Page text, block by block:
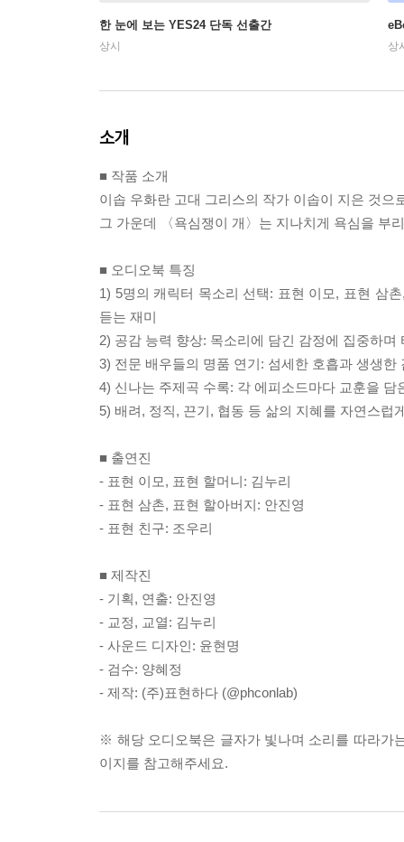
한 눈에 보는 YES24 단독 선출간
상시 상
소개
■ 작품 소개
이솝 우화란 고대 그리스의 작가 이솝이 지은 것
그 가운데 〈욕심쟁이 개〉는 지나치게 욕심을 부
■ 오디오북 특징
1) 5명의 캐릭터 목소리 선택: 표현 이모, 표현 삼
듣는 재미
2) 공감 능력 향상: 목소리에 담긴 감정에 집중하
3) 전문 배우들의 명품 연기: 섬세한 호흡과 생생
4) 신나는 주제곡 수록: 각 에피소드마다 교훈을
5) 배려, 정직, 끈기, 협동 등 삶의 지혜를 자연스럽
■ 출연진
- 표현 이모, 표현 할머니: 김누리
- 표현 삼촌, 표현 할아버지: 안진영
- 표현 친구: 조우리
■ 제작진
- 기획, 연출: 안진영
- 교정, 교열: 김누리
- 사운드 디자인: 윤현명
- 검수: 양혜정
- 제작: (주)표현하다 (@phconlab)
※ 해당 오디오북은 글자가 빛나며 소리를 따라가
이지를 참고해주세요.